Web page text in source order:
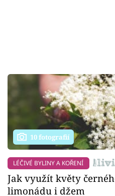
10 fotografií
LÉČIVÉ BYLINY A KOŘENÍ
Jak využít květy
limonádu i džem